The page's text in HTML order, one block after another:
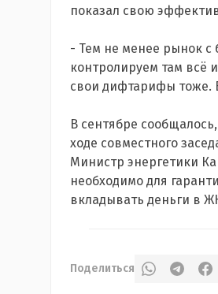
показал свою
- Тем не менее рынок с
контролируем там всё
свои дифтарифы тоже.
В сентябре
ходе совместного
Министр энергетики
необходимо для
вкладывать деньги в
Поделиться